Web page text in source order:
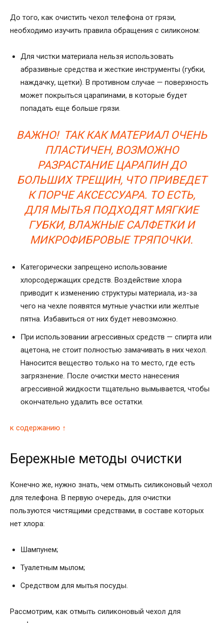
До того, как очистить чехол телефона от грязи,
необходимо изучить правила обращения с силиконом:
Для чистки материала нельзя использовать
абразивные средства и жесткие инструменты (губки,
наждачку, щетки). В противном случае — поверхность
может покрыться царапинами, в которые будет
попадать еще больше грязи.
ВАЖНО! ТАК КАК МАТЕРИАЛ ОЧЕНЬ
ПЛАСТИЧЕН, ВОЗМОЖНО
РАЗРАСТАНИЕ ЦАРАПИН ДО
БОЛЬШИХ ТРЕЩИН, ЧТО ПРИВЕДЕТ
К ПОРЧЕ АКСЕССУАРА. ТО ЕСТЬ,
ДЛЯ МЫТЬЯ ПОДХОДЯТ МЯГКИЕ
ГУБКИ, ВЛАЖНЫЕ САЛФЕТКИ И
МИКРОФИБРОВЫЕ ТРЯПОЧКИ.
Категорически запрещено использование
хлорсодержащих средств. Воздействие хлора
приводит к изменению структуры материала, из-за
чего на чехле появятся мутные участки или желтые
пятна. Избавиться от них будет невозможно.
При использовании агрессивных средств — спирта или
ацетона, не стоит полностью замачивать в них чехол.
Наносится вещество только на то место, где есть
загрязнение. После очистки место нанесения
агрессивной жидкости тщательно вымывается, чтобы
окончательно удалить все остатки.
к содержанию ↑
Бережные методы очистки
Конечно же, нужно знать, чем отмыть силиконовый чехол
для телефона. В первую очередь, для очистки
пользуются чистящими средствами, в составе которых
нет хлора:
Шампунем;
Туалетным мылом;
Средством для мытья посуды.
Рассмотрим, как отмыть силиконовый чехол для